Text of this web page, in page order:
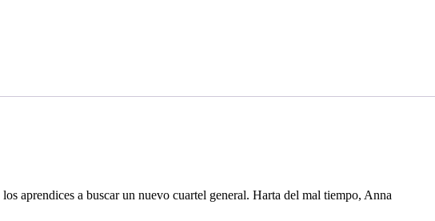
aprendices a buscar un nuevo cuartel general. Harta del mal tiempo, Anna